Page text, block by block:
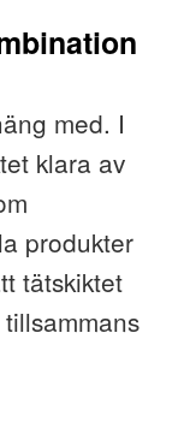
med. I
klara av
produkter
tätskiktet